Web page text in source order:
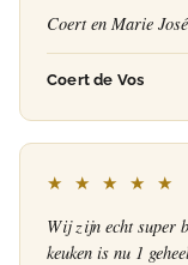
Coert en Marie José
Coert de Vos
★ ★ ★ ★ ★
Wij zijn echt super
keuken is nu 1